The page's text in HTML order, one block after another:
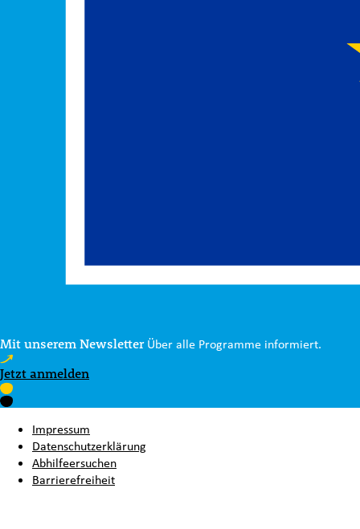
Mit unserem Newsletter Über alle Programme informiert.
Jetzt anmelden
Impressum
Datenschutzerklärung
Abhilfeersuchen
Barrierefreiheit